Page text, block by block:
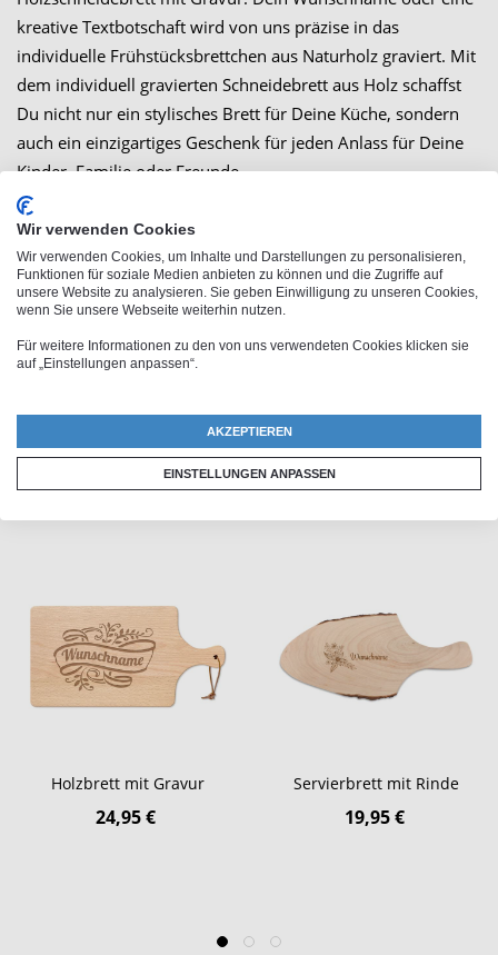
kreative Textbotschaft wird von uns präzise in das
individuelle Frühstücksbrettchen aus Naturholz graviert. Mit
dem individuell gravierten Schneidebrett aus Holz schaffst
Du nicht nur ein stylisches Brett für Deine Küche, sondern
auch ein einzigartiges Geschenk für jeden Anlass für Deine
Kinder, Familie oder Freunde.
Großbestellung
Ähnliche Produkte
Holzbrett mit Gravur
24,95 €
Servierbrett mit Rinde
19,95 €
Wir verwenden Cookies
Wir verwenden Cookies, um Inhalte und Darstellungen zu personalisieren,
Funktionen für soziale Medien anbieten zu können und die Zugriffe auf
unsere Website zu analysieren. Sie geben Einwilligung zu unseren Cookies,
wenn Sie unsere Webseite weiterhin nutzen.
Für weitere Informationen zu den von uns verwendeten Cookies klicken sie
auf „Einstellungen anpassen“.
AKZEPTIEREN
EINSTELLUNGEN ANPASSEN